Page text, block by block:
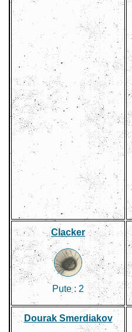
Clacker
Pute : 2
Dourak Smerdiakov